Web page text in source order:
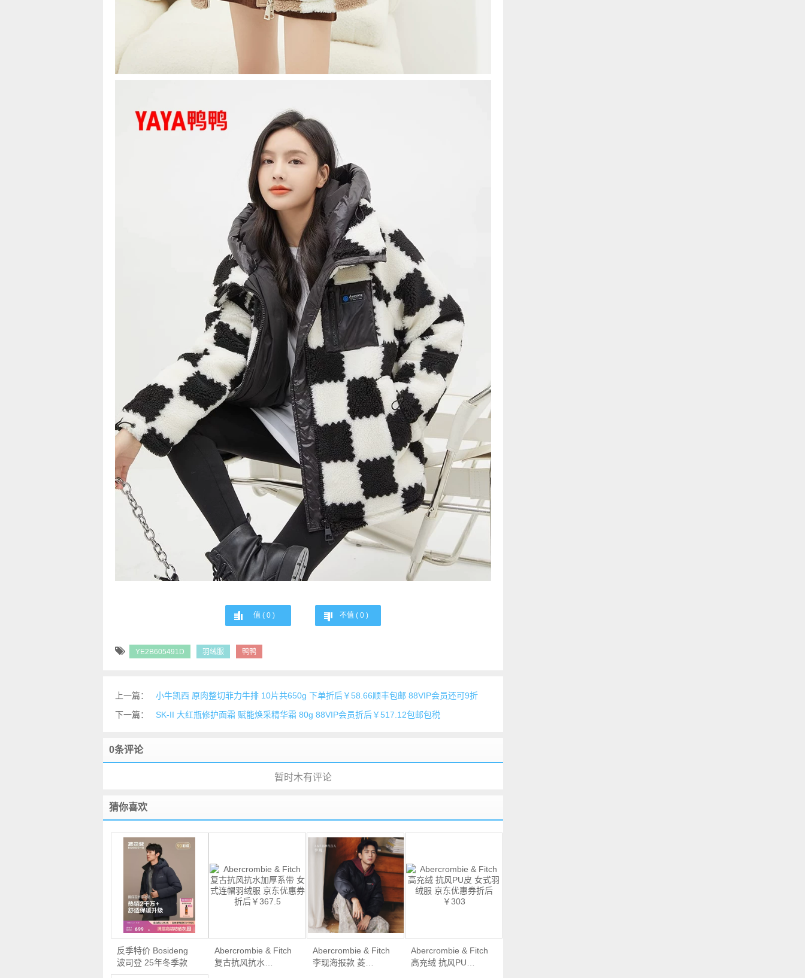
值 ( 0 ) 不值 ( 0 )
YE2B605491D 羽绒服 鸭鸭
上一篇：
小牛凯西 原肉整切菲力牛排 10片共650g 下单折后￥58.66顺丰包邮 88VIP会员还可9折
下一篇：
SK-II 大红瓶修护面霜 赋能焕采精华霜 80g 88VIP会员折后￥517.12包邮包税
0条评论
暂时木有评论
猜你喜欢
反季特价 Bosideng
波司登 25年冬季款
男…
Abercrombie & Fitch
复古抗风抗水…
Abercrombie & Fitch
李现海报款 菱…
Abercrombie & Fitch
高充绒 抗风PU…